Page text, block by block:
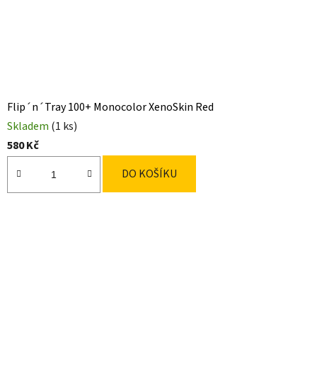
Flip´n´Tray 100+ Monocolor XenoSkin Red
Skladem (1 ks)
580 Kč
DO KOŠÍKU